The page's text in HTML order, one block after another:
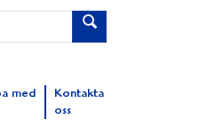
med
Kontakta
oss